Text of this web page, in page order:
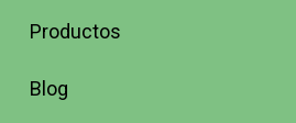
Productos
Blog